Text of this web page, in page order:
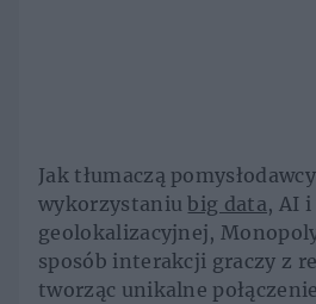
Jak tłumaczą
wykorzystaniubig data, AI
geolokalizacyjnej,
sposób interakcji graczy z
tworząc unikalne